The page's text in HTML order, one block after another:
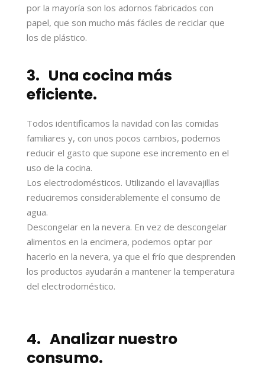
por la mayoría son los adornos fabricados con
papel, que son mucho más fáciles de reciclar que
los de plástico.
3. Una cocina más
eficiente.
Todos identificamos la navidad con las comidas
familiares y, con unos pocos cambios, podemos
reducir el gasto que supone ese incremento en el
uso de la cocina.
Los electrodomésticos. Utilizando el lavavajillas
reduciremos considerablemente el consumo de
agua.
Descongelar en la nevera. En vez de descongelar
alimentos en la encimera, podemos optar por
hacerlo en la nevera, ya que el frío que desprenden
los productos ayudarán a mantener la temperatura
del electrodoméstico.
4. Analizar nuestro
consumo.